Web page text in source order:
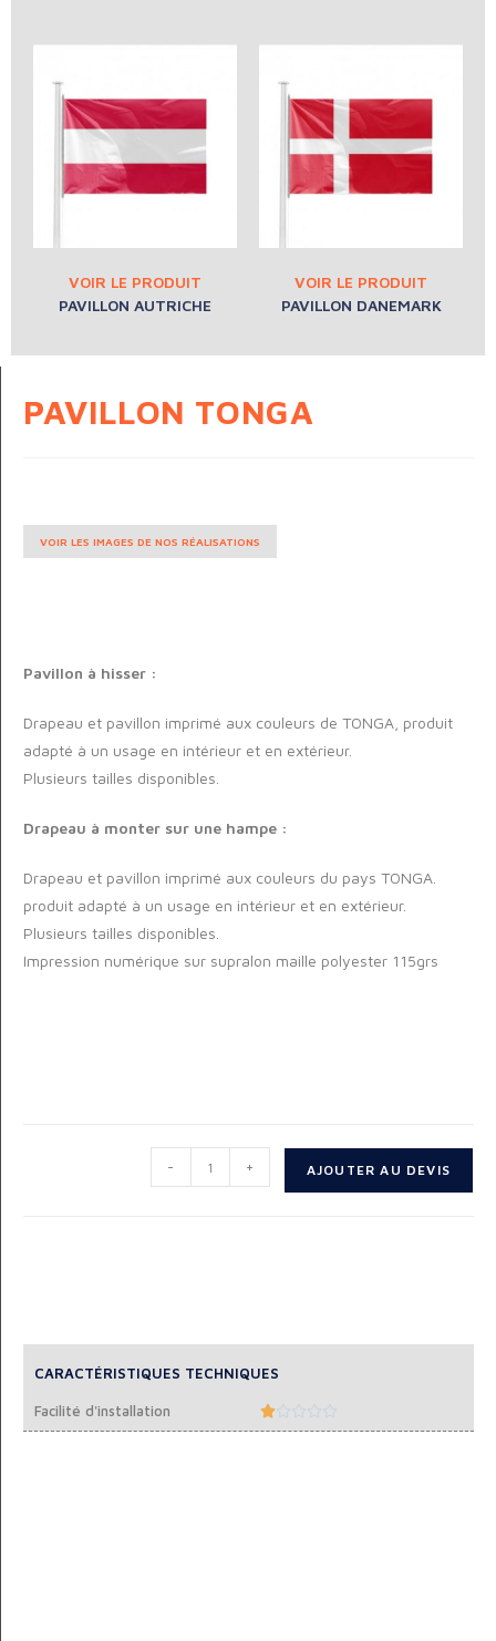
PAVILLON AUTRICHE PAVILLON DANEMARK
PAVILLON TONGA
VOIR LES IMAGES DE NOS RÉALISATIONS
Pavillon à hisser :
Drapeau et pavillon imprimé aux couleurs de TONGA, produit
adapté à un usage en intérieur et en extérieur.
Plusieurs tailles disponibles.
Drapeau à monter sur une hampe :
Drapeau et pavillon imprimé aux couleurs du pays TONGA.
produit adapté à un usage en intérieur et en extérieur.
Plusieurs tailles disponibles.
Impression numérique sur supralon maille polyester 115grs
- + AJOUTER AU DEVIS
CARACTÉRISTIQUES TECHNIQUES
Facilité d'installation 